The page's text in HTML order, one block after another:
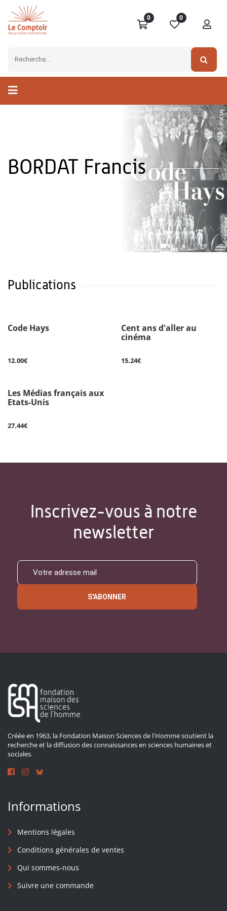
0 0
BORDAT Francis
Publications
Code Hays
12.00€
Cent ans d'aller au
cinéma
15.24€
Les Médias français aux
Etats-Unis
27.44€
Inscrivez-vous à notre
newsletter
S'ABONNER
Créée en 1963, la Fondation Maison Sciences de l'Homme soutient la
recherche et la diffusion des connaissances en sciences humaines et
sociales.
Informations
Mentions légales
Conditions générales de ventes
Qui sommes-nous
Suivre une commande